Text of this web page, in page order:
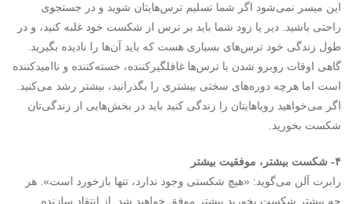
این میسر نمی‌شود اگر شما تسلیم ترس‌هایتان شوید و در جستجوی
راحتی باشید. دیر یا زود شما باید بر ترس از شکست خود غلبه کنید، و در
طول زندگی خود ترس‌های بسیاری هست که باید آن‌ها را نادیده بگیرید.
گاهی اوقات روبرو شدن با ترس‌ها غافلگیرکننده، خسته‌کننده و ناامیدکننده
است اما هرچه دوره‌های سختی بیشتری را بگذرانید، بیشتر رشد می‌کنید.
اگر می‌خواهید رویاهایتان را زندگی کنید باید در بخش‌هایی از زندگی‌تان
شکست بخورید.
۴- شکست بیشتر، موفقیت بیشتر
رابرت آلن می‌گوید: «هیچ شکستی وجود ندارد، تنها بازخورد است». هر
چه بیشتر شکست بخورید بیشتر موفق خواهید شد. از انتقاد سازنده